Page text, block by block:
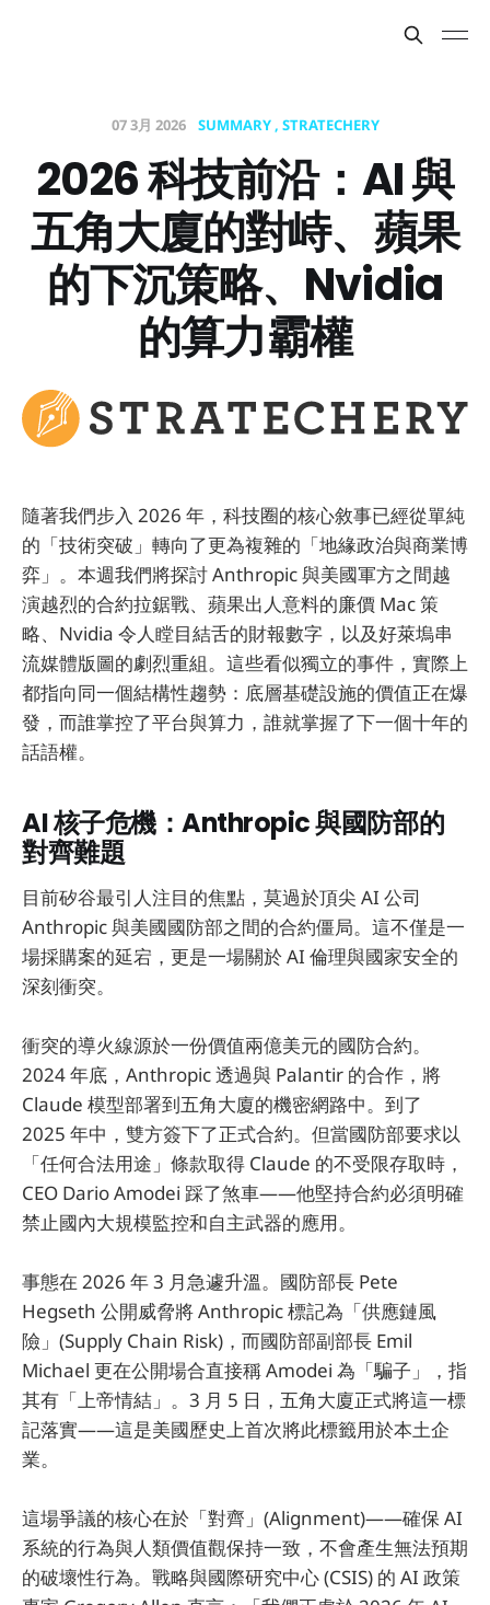
07 3月 2026 SUMMARY STRATECHERY
2026 科技前沿：AI 與
五角大廈的對峙、蘋果
的下沉策略、Nvidia
的算力霸權
隨著我們步入 2026 年，科技圈的核心敘事已經從單純
的「技術突破」轉向了更為複雜的「地緣政治與商業博
弈」。本週我們將探討 Anthropic 與美國軍方之間越
演越烈的合約拉鋸戰、蘋果出人意料的廉價 Mac 策
略、Nvidia 令人瞠目結舌的財報數字，以及好萊塢串
流媒體版圖的劇烈重組。這些看似獨立的事件，實際上
都指向同一個結構性趨勢：底層基礎設施的價值正在爆
發，而誰掌控了平台與算力，誰就掌握了下一個十年的
話語權。
AI 核子危機：Anthropic 與國防部的
對齊難題
目前矽谷最引人注目的焦點，莫過於頂尖 AI 公司
Anthropic 與美國國防部之間的合約僵局。這不僅是一
場採購案的延宕，更是一場關於 AI 倫理與國家安全的
深刻衝突。
衝突的導火線源於一份價值兩億美元的國防合約。
2024 年底，Anthropic 透過與 Palantir 的合作，將
Claude 模型部署到五角大廈的機密網路中。到了
2025 年中，雙方簽下了正式合約。但當國防部要求以
「任何合法用途」條款取得 Claude 的不受限存取時，
CEO Dario Amodei 踩了煞車——他堅持合約必須明確
禁止國內大規模監控和自主武器的應用。
事態在 2026 年 3 月急遽升溫。國防部長 Pete
Hegseth 公開威脅將 Anthropic 標記為「供應鏈風
險」(Supply Chain Risk)，而國防部副部長 Emil
Michael 更在公開場合直接稱 Amodei 為「騙子」，指
其有「上帝情結」。3 月 5 日，五角大廈正式將這一標
記落實——這是美國歷史上首次將此標籤用於本土企
業。
這場爭議的核心在於「對齊」(Alignment)——確保 AI
系統的行為與人類價值觀保持一致，不會產生無法預期
的破壞性行為。戰略與國際研究中心 (CSIS) 的 AI 政策